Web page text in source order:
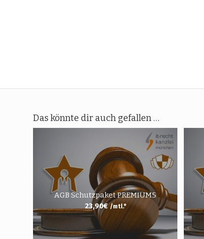
Das könnte dir auch gefallen …
AGB Schutzpaket PREMIUM5
23,90€ /mtl.*